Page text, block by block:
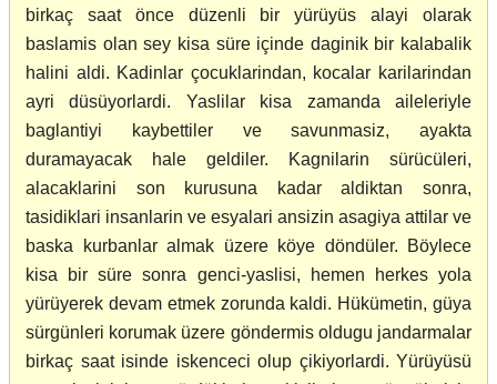
birkaç saat önce düzenli bir yürüyüs alayi olarak
baslamis olan sey kisa süre içinde daginik bir kalabalik
halini aldi. Kadinlar çocuklarindan, kocalar karilarindan
ayri düsüyorlardi. Yaslilar kisa zamanda aileleriyle
baglantiyi kaybettiler ve savunmasiz, ayakta
duramayacak hale geldiler. Kagnilarin sürücüleri,
alacaklarini son kurusuna kadar aldiktan sonra,
tasidiklari insanlarin ve esyalari ansizin asagiya attilar ve
baska kurbanlar almak üzere köye döndüler. Böylece
kisa bir süre sonra genci-yaslisi, hemen herkes yola
yürüyerek devam etmek zorunda kaldi. Hükümetin, güya
sürgünleri korumak üzere göndermis oldugu jandarmalar
birkaç saat isinde iskenceci olup çikiyorlardi. Yürüyüsü